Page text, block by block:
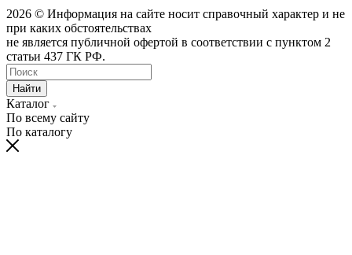
2026 © Информация на сайте носит справочный характер и не
при каких обстоятельствах
не является публичной офертой в соответствии с пунктом 2
статьи 437 ГК РФ.
Найти
Каталог
По всему сайту
По каталогу